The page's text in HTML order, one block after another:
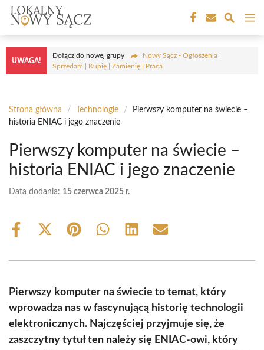
Przejdź
treści
UWAGA!
Dołącz do nowej grupy
Nowy Sącz - Ogłoszenia |
Sprzedam | Kupię | Zamienię | Praca
Strona główna / Technologie /
Pierwszy komputer na świecie –
historia ENIAC i jego znaczenie
Pierwszy komputer na świecie –
historia ENIAC i jego znaczenie
Data dodania: 15 czerwca 2025 r.
Share
Share
(Twitter)
Share Share Share Share
Pierwszy komputer na świecie to temat, który
wprowadza nas w fascynującą historię technologii
elektronicznych. Najczęściej przyjmuje się, że
zaszczytny tytuł ten należy się ENIAC-owi, który